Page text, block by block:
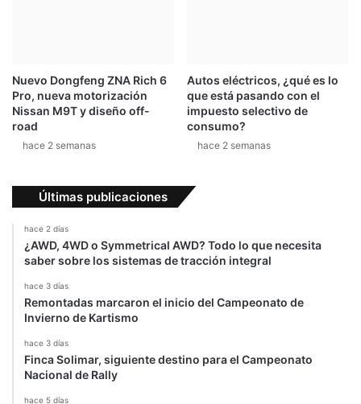
i
c
a
o
r
t
Nuevo Dongfeng ZNA Rich 6
Pro, nueva motorización
Nissan M9T y diseño off-
road
hace 2 semanas
Autos eléctricos, ¿qué es lo
que está pasando con el
impuesto selectivo de
consumo?
hace 2 semanas
Últimas publicaciones
hace 2 días
¿AWD, 4WD o Symmetrical AWD? Todo lo que necesita
saber sobre los sistemas de tracción integral
hace 3 días
Remontadas marcaron el inicio del Campeonato de
Invierno de Kartismo
hace 3 días
Finca Solimar, siguiente destino para el Campeonato
Nacional de Rally
hace 5 días